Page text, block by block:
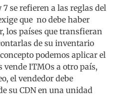
7 se refieren a las reglas del
que no debe haber
los países que transfieran
de su inventario
podemos aplicar el
ITMOs a otro país,
el vendedor debe
su CDN en una unidad